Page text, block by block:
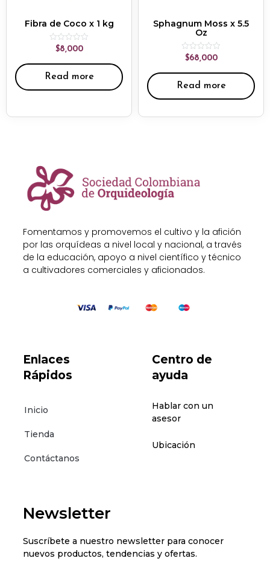
Fibra de Coco x 1 kg
Rated
5
$8,000
Read more
Sphagnum Moss x 5.5
Oz
Rated
5
$68,000
Read more
Fomentamos y promovemos el cultivo y la afición
por las orquídeas a nivel local y nacional, a través
de la educación, apoyo a nivel científico y técnico
a cultivadores comerciales y aficionados.
Enlaces
Rápidos
Inicio
Tienda
Contáctanos
Centro de
ayuda
Hablar con un
asesor
Ubicación
Newsletter
Suscríbete a nuestro newsletter para conocer
nuevos productos, tendencias y ofertas.